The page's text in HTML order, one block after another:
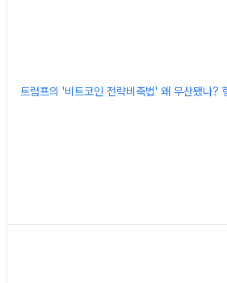
트럼프의 '비트코인 전략비축법' 왜 무산됐나?